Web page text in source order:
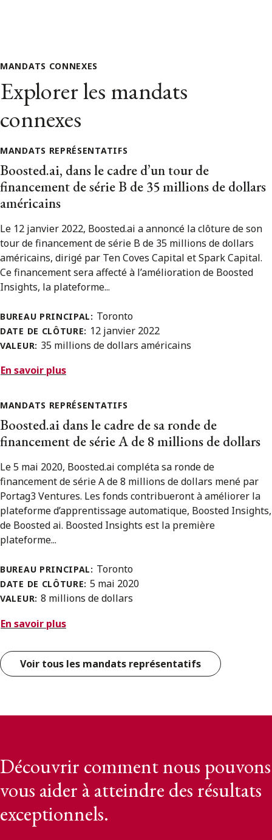
MANDATS CONNEXES
Explorer les mandats
connexes
MANDATS REPRÉSENTATIFS
Boosted.ai, dans le cadre d’un tour de
financement de série B de 35 millions de dollars
américains
Le 12 janvier 2022, Boosted.ai a annoncé la clôture de son
tour de financement de série B de 35 millions de dollars
américains, dirigé par Ten Coves Capital et Spark Capital.
Ce financement sera affecté à l’amélioration de Boosted
Insights, la plateforme...
BUREAU PRINCIPAL: Toronto
DATE DE CLÔTURE: 12 janvier 2022
VALEUR: 35 millions de dollars américains
En savoir plus
MANDATS REPRÉSENTATIFS
Boosted.ai dans le cadre de sa ronde de
financement de série A de 8 millions de dollars
Le 5 mai 2020, Boosted.ai compléta sa ronde de
financement de série A de 8 millions de dollars mené par
Portag3 Ventures. Les fonds contribueront à améliorer la
plateforme d’apprentissage automatique, Boosted Insights,
de Boosted ai. Boosted Insights est la première
plateforme...
BUREAU PRINCIPAL: Toronto
DATE DE CLÔTURE: 5 mai 2020
VALEUR: 8 millions de dollars
En savoir plus
Voir tous les mandats représentatifs
Découvrir comment nous pouvons
vous aider à atteindre des résultats
exceptionnels.